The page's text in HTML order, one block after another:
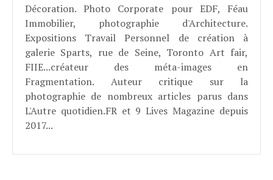
Décoration. Photo Corporate pour EDF, Féau
Immobilier, photographie d'Architecture.
Expositions Travail Personnel de création à
galerie Sparts, rue de Seine, Toronto Art fair,
FIIE...créateur des méta-images en
Fragmentation. Auteur critique sur la
photographie de nombreux articles parus dans
L'Autre quotidien.FR et 9 Lives Magazine depuis
2017...